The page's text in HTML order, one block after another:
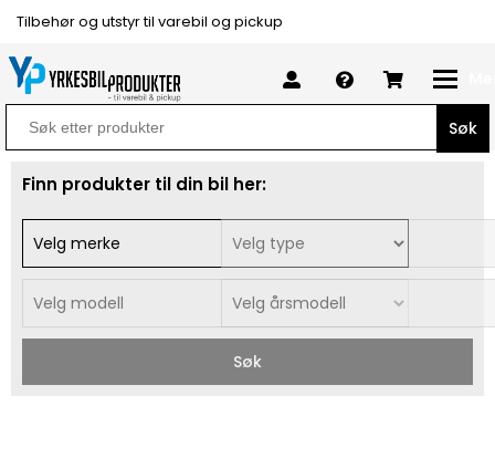
Tilbehør og utstyr til varebil og pickup
Search
for:
Finn produkter til din bil her:
Søk